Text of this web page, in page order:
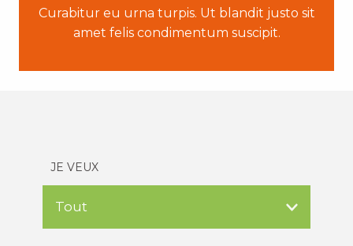
Curabitur eu urna turpis. Ut blandit justo sit
amet felis condimentum suscipit.
JE VEUX